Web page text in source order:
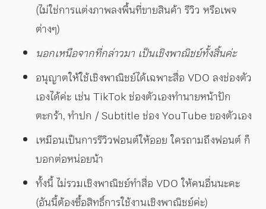
(ไม่ใช่การแต่งภาพลงพื้นที่ขายสินค้า รีวิว หรือเพจ
ต่างๆ)
นอกเหนือจากที่กล่าวมา เป็นเชิงพาณิชย์ทั้งสิ้นค่ะ
อนุญาตให้ใช้เชิงพาณิชย์ได้เฉพาะสื่อ VDO ลงช่องตัว
เองได้ค่ะ เช่น TikTok ช่องตัวเองทำนายหน้าปัก
ตะกร้า, ทำปก / Subtitle ช่อง YouTube ของตัวเอง
เหมือนเป็นการรีวิวฟอนต์ให้ออย ใครถามถึงฟอนต์ ก็
บอกต่อหน่อยน้า
ทั้งนี้ ไม่รวมเชิงพาณิชย์ทำสื่อ VDO ให้คนอื่นนะคะ
(อันนี้ต้องซื้อสิทธิ์การใช้งานเชิงพาณิชย์ค่ะ)